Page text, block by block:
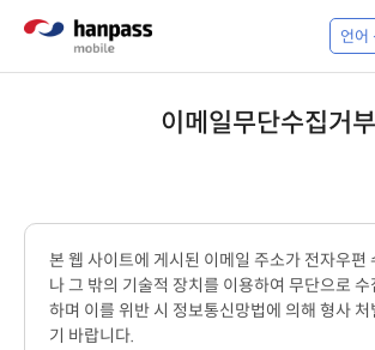
이메일무단수집거부
본 웹 사이트에 게시된 이메일 주소가 전자우편
나 그 밖의 기술적 장치를 이용하여 무단으로
하며 이를 위반 시 정보통신망법에 의해 형사
기 바랍니다.